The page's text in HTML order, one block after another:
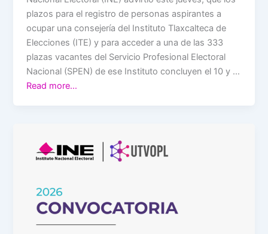
plazos para el registro de personas aspirantes a
ocupar una consejería del Instituto Tlaxcalteca de
Elecciones (ITE) y para acceder a una de las 333
plazas vacantes del Servicio Profesional Electoral
Nacional (SPEN) de ese Instituto concluyen el 10 y …
Read more…